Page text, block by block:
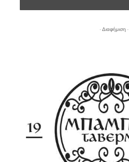
- Διαφήμιση -